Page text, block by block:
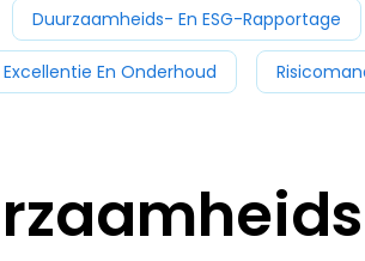
Duurzaamheids- En ESG-Rapportage
En Onderhoud